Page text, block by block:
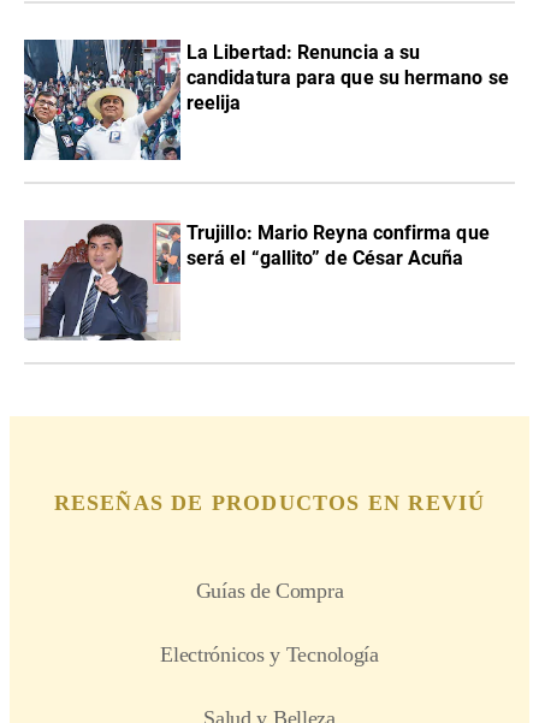
La Libertad: Renuncia a su
candidatura para que su hermano se
reelija
Trujillo: Mario Reyna confirma que
será el “gallito” de César Acuña